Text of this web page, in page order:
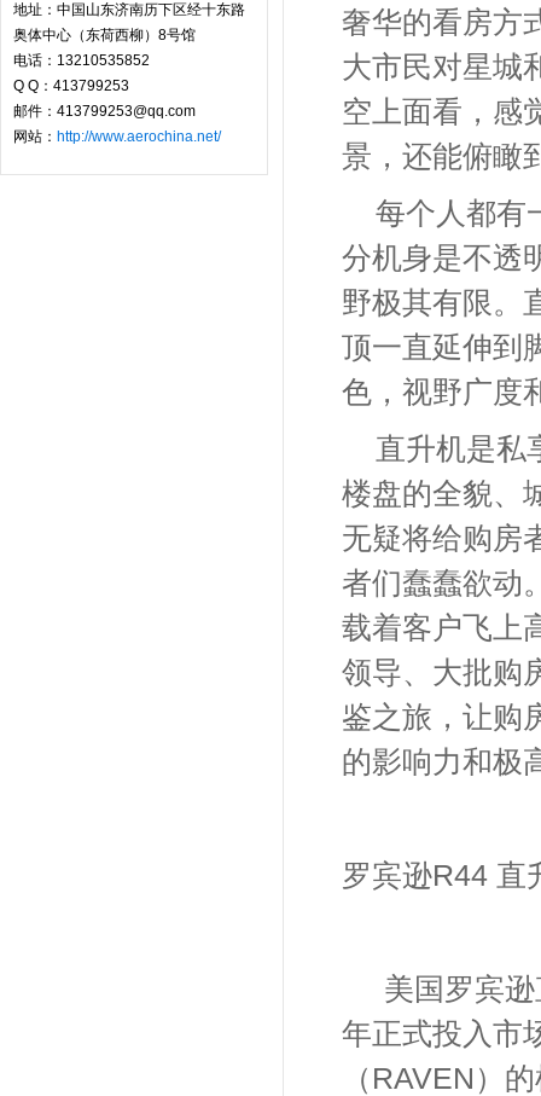
地址：中国山东济南历下区经十东路
奥体中心（东荷西柳）8号馆
电话：13210535852
Q Q：413799253
邮件：413799253@qq.com
网站： http://www.aerochina.net/
奢华的看房方
大市民对星城
空上面看，感
景，还能俯瞰
每个人都有
分机身是不透
野极其有限。
顶一直延伸到
色，视野广度
直升机是私
楼盘的全貌、
无疑将给购房
者们蠢蠢欲动
载着客户飞上
领导、大批购
鉴之旅，让购
的影响力和极
罗宾逊R44 直
美国罗宾
年正式投入市
（ RAVEN ）